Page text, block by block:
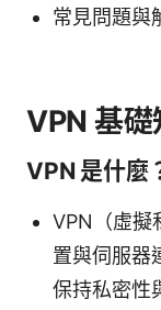
常見問題與
VPN 基
VPN 是什麼
VPN（虛擬
置與伺服器
保持私密性